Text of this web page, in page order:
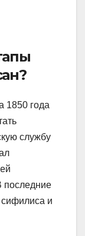
1850 года
службу
последние
и